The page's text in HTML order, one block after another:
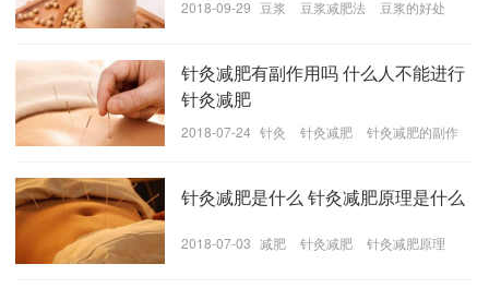
2018-09-29 豆浆 豆浆减肥法 豆浆的好处
针灸减肥有副作用吗 什么人不能进行
针灸减肥
2018-07-24 针灸 针灸减肥
针灸减肥的副作
针灸减肥是什么 针灸减肥原理是什么
2018-07-03 减肥 针灸减肥 针灸减肥原理